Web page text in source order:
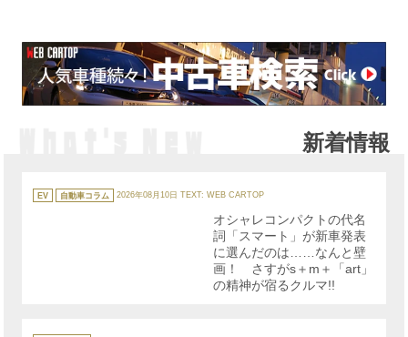
新着情報
テ
ゴ
EV 自動車コラム 2026年08月10日 TEXT: WEB CARTOP
オシャレコンパクトの代名
詞「スマート」が新車発表
に選んだのは……なんと壁
画！ さすがs＋m＋「art」
の精神が宿るクルマ!!